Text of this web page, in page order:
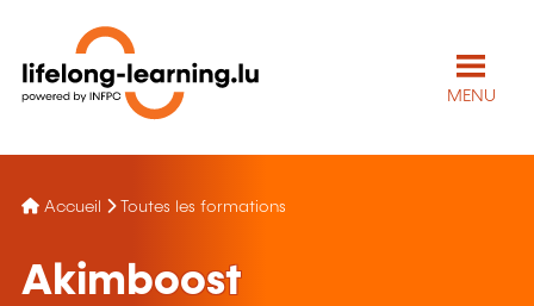
MENU
Accueil Toutes les formations
Akimboost